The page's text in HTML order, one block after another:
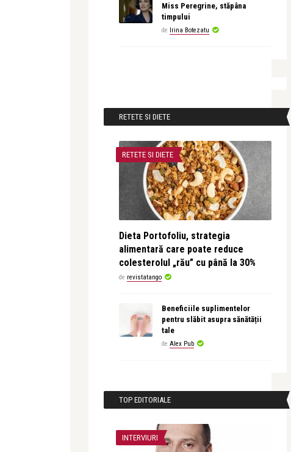
Miss Peregrine, stăpâna
timpului
de Irina Botezatu
RETETE SI DIETE
RETETE SI DIETE
Dieta Portofoliu, strategia
alimentară care poate reduce
colesterolul „rău” cu până la 30%
de revistatango
Beneficiile suplimentelor
pentru slăbit asupra sănătății
tale
de Alex Pub
TOP EDITORIALE
INTERVIURI